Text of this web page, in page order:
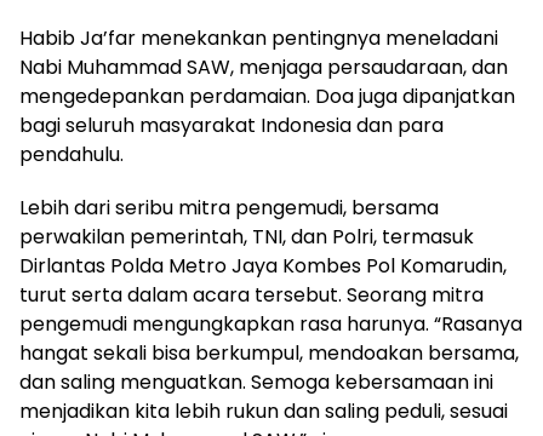
Habib Ja’far menekankan pentingnya meneladani
Nabi Muhammad SAW, menjaga persaudaraan, dan
mengedepankan perdamaian. Doa juga dipanjatkan
bagi seluruh masyarakat Indonesia dan para
pendahulu.
Lebih dari seribu mitra pengemudi, bersama
perwakilan pemerintah, TNI, dan Polri, termasuk
Dirlantas Polda Metro Jaya Kombes Pol Komarudin,
turut serta dalam acara tersebut. Seorang mitra
pengemudi mengungkapkan rasa harunya. “Rasanya
hangat sekali bisa berkumpul, mendoakan bersama,
dan saling menguatkan. Semoga kebersamaan ini
menjadikan kita lebih rukun dan saling peduli, sesuai